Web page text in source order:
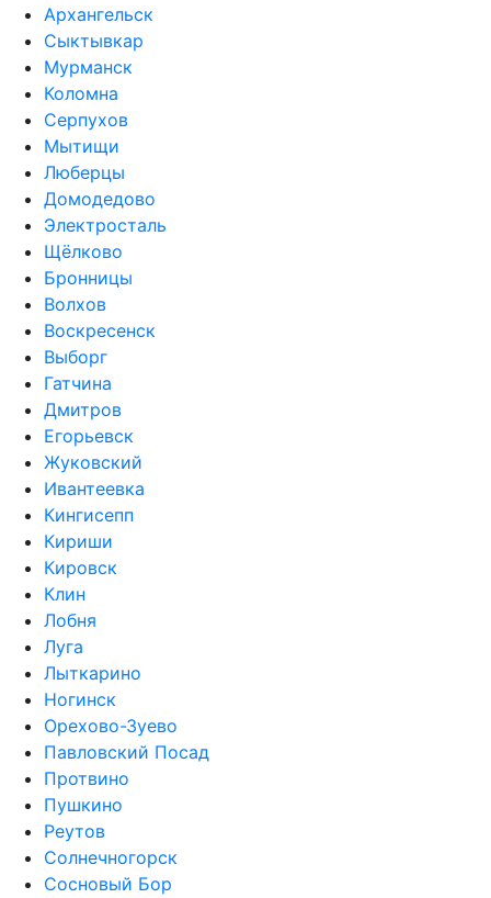
Архангельск
Сыктывкар
Мурманск
Коломна
Серпухов
Мытищи
Люберцы
Домодедово
Электросталь
Щёлково
Бронницы
Волхов
Воскресенск
Выборг
Гатчина
Дмитров
Егорьевск
Жуковский
Ивантеевка
Кингисепп
Кириши
Кировск
Клин
Лобня
Луга
Лыткарино
Ногинск
Орехово-Зуево
Павловский Посад
Протвино
Пушкино
Реутов
Солнечногорск
Сосновый Бор